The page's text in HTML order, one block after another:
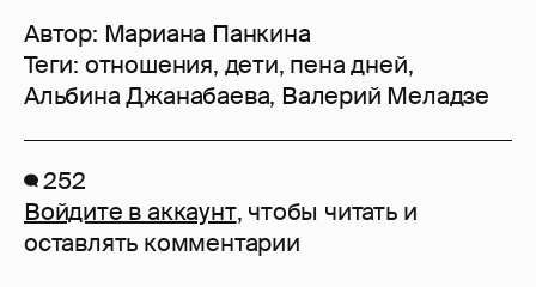
Автор: Мариана Панкина
Теги: отношения, дети, пена дней,
Альбина Джанабаева, Валерий Меладзе
252
Войдите в аккаунт, чтобы читать и
оставлять комментарии